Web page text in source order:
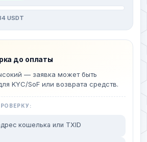
USDT
до оплаты
— заявка может быть
KYC/SoF или возврата средств.
кошелька или TXID